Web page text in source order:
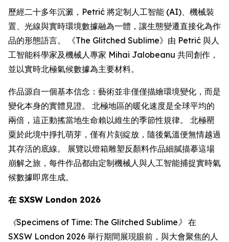
歷經二十多年沉澱，Petrić 將定制人工智能 (AI)、機械裝
置、光線與實時環境數據融為一體，讓生態變遷直接化為作
品的形態語言。 《The Glitched Sublime》由 Petrić 與人
工智能科學家及機械人專家 Mihai Jalobeanu 共同創作，
並以實時北極氣候數據為主要材料。
作品源自一個基本信念：藝術並非僅僅描繪環境變化，而是
變化本身的實體見證。 北極地區的暖化速度是全球平均的
兩倍，這正動搖當地生命賴以維生的季節性規律。 北極罌
粟於此境中掙扎萌芽，僅有片刻綻放，隨後氣溫便無情越過
其存活的底線。 展覽以燈箱雕塑反顏料作品細膩描摹這場
崩解之旅，每件作品都由定制機械人與人工智能捕捉實時氣
候數據即席生成。
在 SXSW London 2026
《Specimens of Time: The Glitched Sublime》 在
SXSW London 2026 舉行期間展現眼前，與大會聚焦的人